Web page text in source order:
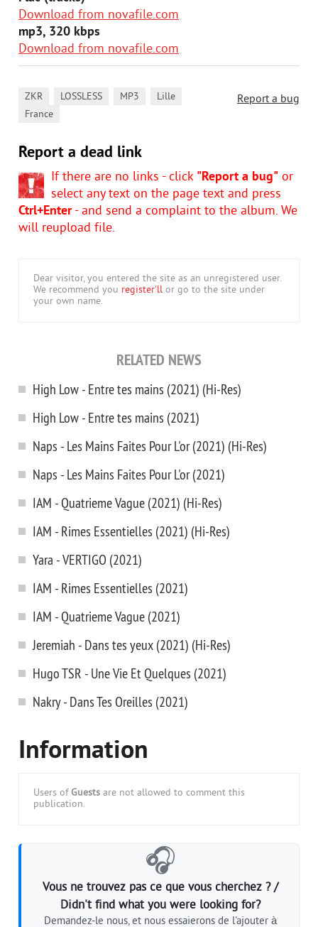
Download from novafile.com
mp3, 320 kbps
Download from novafile.com
Report a bug
ZKR LOSSLESS MP3 Lille
France
Report a dead link
If there are no links - click "Report a bug" or
select any text on the page text and press
Ctrl+Enter- and send a complaint to the album. We
will reupload file.
Dear visitor, you entered the site as an unregistered user.
We recommend you register'll or go to the site under
your own name.
RELATED NEWS
High Low - Entre tes mains (2021) (Hi-Res)
High Low - Entre tes mains (2021)
Naps - Les Mains Faites Pour L'or (2021) (Hi-Res)
Naps - Les Mains Faites Pour L'or (2021)
IAM - Quatrieme Vague (2021) (Hi-Res)
IAM - Rimes Essentielles (2021) (Hi-Res)
Yara - VERTIGO (2021)
IAM - Rimes Essentielles (2021)
IAM - Quatrieme Vague (2021)
Jeremiah - Dans tes yeux (2021) (Hi-Res)
Hugo TSR - Une Vie Et Quelques (2021)
Nakry - Dans Tes Oreilles (2021)
Information
Users of Guests are not allowed to comment this
publication.
🎧
Vous ne trouvez pas ce que vous cherchez ? /
Didn't find what you were looking for?
Demandez-le nous, et nous essaierons de l'ajouter à